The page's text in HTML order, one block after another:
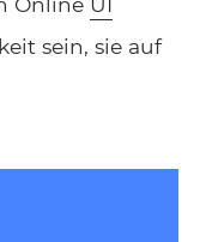
sein, sie auf